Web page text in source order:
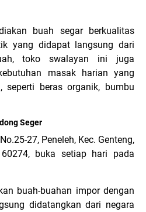
buah segar berkualitas
yang didapat langsung dari
toko swalayan ini juga
masak harian yang
seperti beras organik, bumbu
Seger
27, Peneleh, Kec. Genteng,
buka setiap hari pada
buah-buahan impor dengan
didatangkan dari negara